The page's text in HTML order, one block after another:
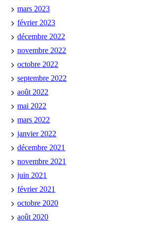
mars 2023
février 2023
décembre 2022
novembre 2022
octobre 2022
septembre 2022
août 2022
mai 2022
mars 2022
janvier 2022
décembre 2021
novembre 2021
juin 2021
février 2021
octobre 2020
août 2020